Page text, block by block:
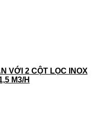
VỚI 2 CỘT LỌC INOX
M3/H